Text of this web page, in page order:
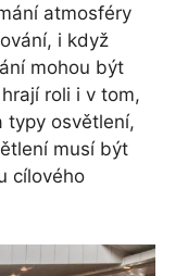
atmosféry
i když
mohou být
roli i v tom,
typy osvětlení,
musí být
cílového